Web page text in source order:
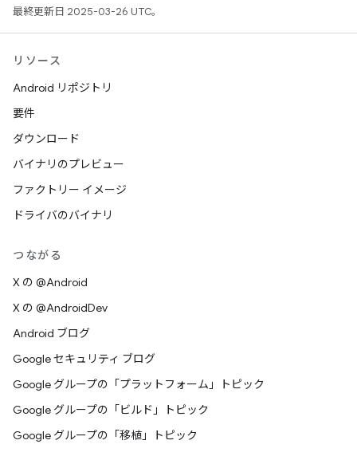
最終更新日 2025-03-26 UTC。
リソース
Android リポジトリ
要件
ダウンロード
バイナリのプレビュー
ファクトリー イメージ
ドライバのバイナリ
つながる
X の @Android
X の @AndroidDev
Android ブログ
Google セキュリティ ブログ
Google グループの「プラットフォーム」トピック
Google グループの「ビルド」トピック
Google グループの「移植」トピック